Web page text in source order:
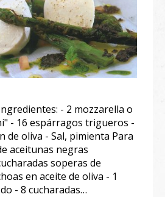
- 2 mozzarella o
- 16 espárragos trigueros -
de oliva - Sal, pimienta Para
aceitunas negras
soperas de
en aceite de oliva - 1
- 8 cucharadas…